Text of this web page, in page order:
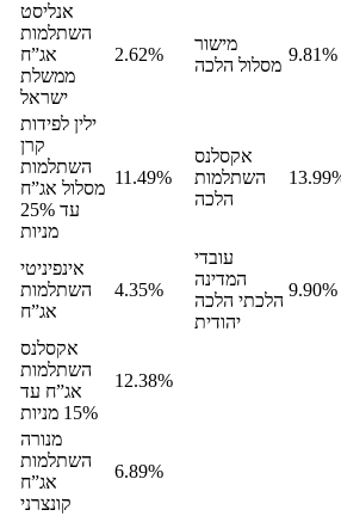
אנליסט
השתלמות
אג”ח
ממשלת
ישראל
2.62%
מישור
מסלול הלכה
9.81%
ילין לפידות
קרן
השתלמות
מסלול אג”ח
עד 25%
מניות
11.49%
אקסלנס
השתלמות
הלכה
אינפיניטי
השתלמות
אג”ח
4.35%
עובדי
המדינה
הלכתי הלכה
יהודית
9.90%
אקסלנס
השתלמות
אג”ח עד
15% מניות
12.38%
מנורה
השתלמות
אג”ח
קונצרני
6.89%